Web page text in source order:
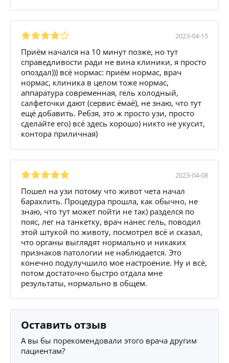
2023-04-15
Приём начался на 10 минут позже, но тут
справедливости ради не вина клиники, я просто
опоздал))) всё нормас: приём нормас, врач
нормас, клиника в целом тоже нормас,
аппаратура современная, гель холодный,
салфеточки дают (сервис ëмаë), не знаю, что тут
ещё добавить. Ребзя, это ж просто узи, просто
сделайте его) всё здесь хорошо) никто не укусит,
контора приличная)
2023-04-08
Пошел на узи потому что живот чета начал
барахлить. Процедура прошла, как обычно, не
знаю, что тут может пойти не так) разделся по
пояс, лег на танкетку, врач нанес гель, поводил
этой штукой по животу, посмотрел всё и сказал,
что органы выглядят нормально и никаких
признаков патологии не наблюдается. Это
конечно подулучшило мое настроение. Ну и всё,
потом достаточно быстро отдала мне
результаты, нормально в общем.
Оставить отзыв
А вы бы порекомендовали этого врача другим
пациентам?